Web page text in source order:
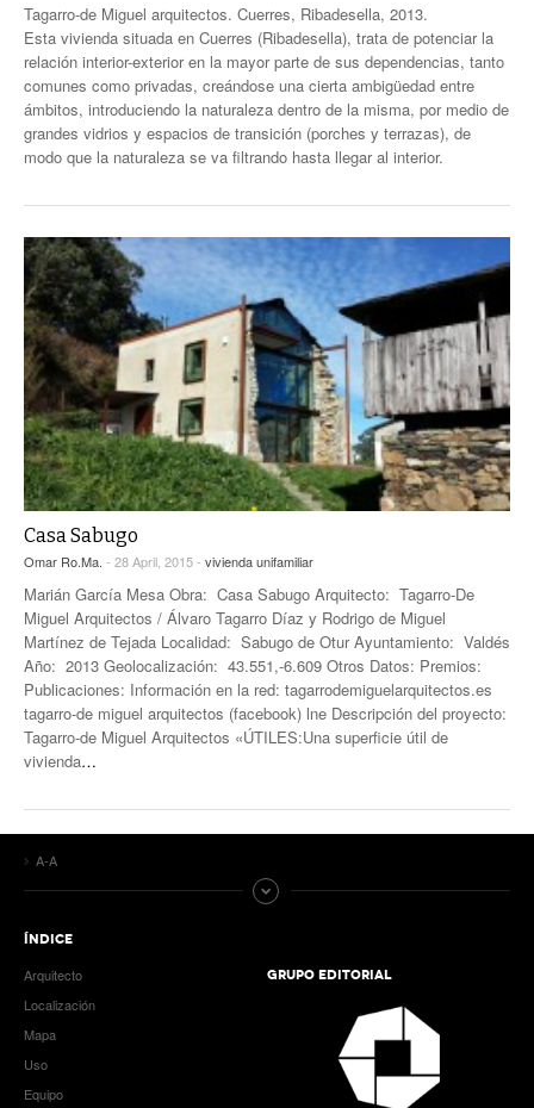
Tagarro-de Miguel arquitectos. Cuerres, Ribadesella, 2013.
Esta vivienda situada en Cuerres (Ribadesella), trata de potenciar la
relación interior-exterior en la mayor parte de sus dependencias, tanto
comunes como privadas, creándose una cierta ambigüedad entre
ámbitos, introduciendo la naturaleza dentro de la misma, por medio de
grandes vidrios y espacios de transición (porches y terrazas), de
modo que la naturaleza se va filtrando hasta llegar al interior.
Casa Sabugo
Omar Ro.Ma. - 28 April, 2015 - vivienda unifamiliar
Marián García Mesa Obra: Casa Sabugo Arquitecto: Tagarro-De
Miguel Arquitectos / Álvaro Tagarro Díaz y Rodrigo de Miguel
Martínez de Tejada Localidad: Sabugo de Otur Ayuntamiento: Valdés
Año: 2013 Geolocalización: 43.551,-6.609 Otros Datos: Premios:
Publicaciones: Información en la red: tagarrodemiguelarquitectos.es
tagarro-de miguel arquitectos (facebook) lne Descripción del proyecto:
Tagarro-de Miguel Arquitectos «ÚTILES:Una superficie útil de
vivienda…
A-A
ÍNDICE
Arquitecto
Localización
Mapa
Uso
Equipo
GRUPO EDITORIAL